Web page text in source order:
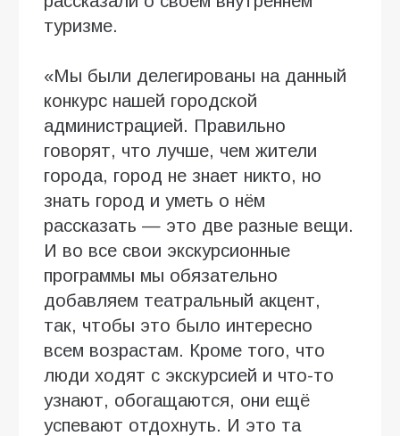
туризме.
«Мы были делегированы на данный
конкурс нашей городской
администрацией. Правильно
говорят, что лучше, чем жители
города, город не знает никто, но
знать город и уметь о нём
рассказать — это две разные вещи.
И во все свои экскурсионные
программы мы обязательно
добавляем театральный акцент,
так, чтобы это было интересно
всем возрастам. Кроме того, что
люди ходят с экскурсией и что-то
узнают, обогащаются, они ещё
успевают отдохнуть. И это та